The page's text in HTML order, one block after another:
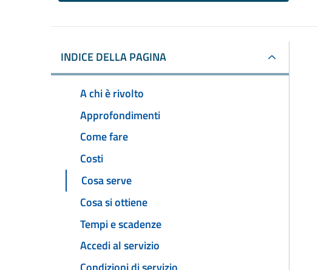
INDICE DELLA PAGINA
A chi è rivolto
Approfondimenti
Come fare
Costi
Cosa serve
Cosa si ottiene
Tempi e scadenze
Accedi al servizio